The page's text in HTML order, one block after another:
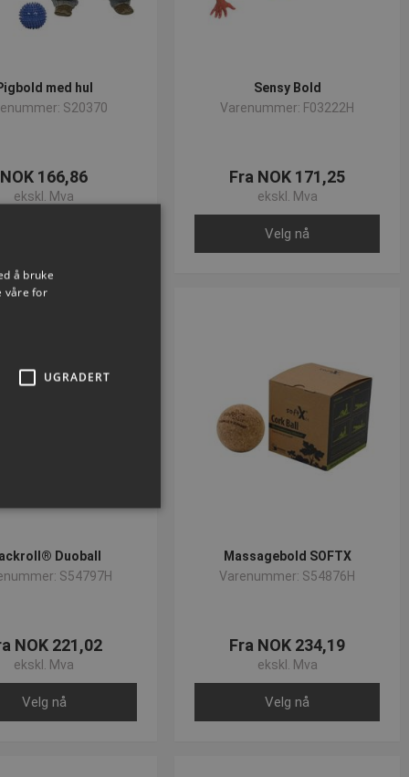
med hul
S20370
NOK 166,86
ekskl. Mva
Sensy Bold
Varenummer: F03222H
Fra NOK 171,25
ekskl. Mva
Velg nå
Duoball
S54797H
NOK 221,02
ekskl. Mva
Velg nå
Massagebold SOFTX
Varenummer: S54876H
Fra NOK 234,19
ekskl. Mva
Velg nå
å bruke
våre for
UGRADERT
Nettstedet kan
Cookie-Script.com-